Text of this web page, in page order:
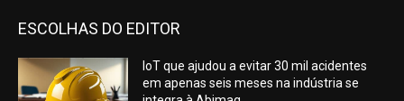
ESCOLHAS DO EDITOR
IoT que ajudou a evitar 30 mil acidentes
em apenas seis meses na indústria se